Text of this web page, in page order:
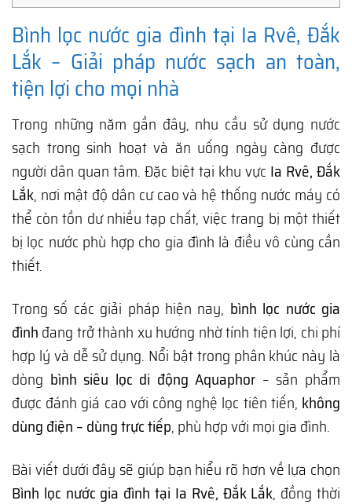
Bình lọc nước gia đình tại Ia Rvê, Đắk
Lắk – Giải pháp nước sạch an toàn,
tiện lợi cho mọi nhà
Trong những năm gần đây, nhu cầu sử dụng nước
sạch trong sinh hoạt và ăn uống ngày càng được
người dân quan tâm. Đặc biệt tại khu vực Ia Rvê, Đắk
Lắk, nơi mật độ dân cư cao và hệ thống nước máy có
thể còn tồn dư nhiều tạp chất, việc trang bị một thiết
bị lọc nước phù hợp cho gia đình là điều vô cùng cần
thiết.
Trong số các giải pháp hiện nay, bình lọc nước gia
đình đang trở thành xu hướng nhờ tính tiện lợi, chi phí
hợp lý và dễ sử dụng. Nổi bật trong phân khúc này là
dòng bình siêu lọc di động Aquaphor – sản phẩm
được đánh giá cao với công nghệ lọc tiên tiến, không
dùng điện – dùng trực tiếp, phù hợp với mọi gia đình.
Bài viết dưới đây sẽ giúp bạn hiểu rõ hơn về lựa chọn
Bình lọc nước gia đình tại Ia Rvê, Đắk Lắk, đồng thời